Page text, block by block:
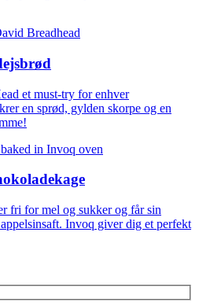
et must-try for enhver
en sprød, gylden skorpe og en
fri for mel og sukker og får sin
Invoq giver dig et perfekt